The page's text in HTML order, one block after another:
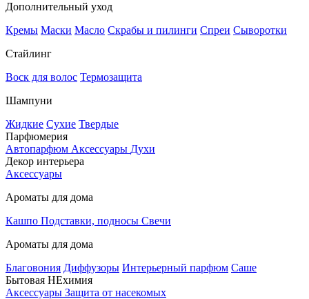
Дополнительный уход
Кремы Маски Масло Скрабы и пилинги Спреи Сыворотки
Стайлинг
Воск для волос Термозащита
Шампуни
Жидкие Сухие Твердые
Парфюмерия
Автопарфюм Аксессуары Духи
Декор интерьера
Аксессуары
Ароматы для дома
Кашпо Подставки, подносы Свечи
Ароматы для дома
Благовония Диффузоры Интерьерный парфюм Саше
Бытовая НЕхимия
Аксессуары Защита от насекомых